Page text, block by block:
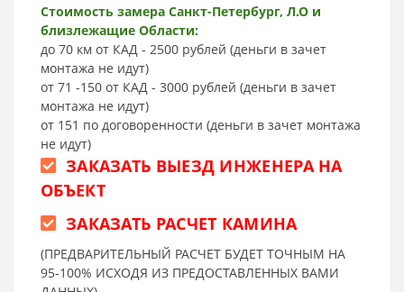
Стоимость замера Санкт-Петербург, Л.О и
близлежащие Области:
до 70 км от КАД - 2500 рублей (деньги в зачет
монтажа не идут)
от 71 -150 от КАД - 3000 рублей (деньги в зачет
монтажа не идут)
от 151 по договоренности (деньги в зачет монтажа
не идут)
ЗАКАЗАТЬ ВЫЕЗД ИНЖЕНЕРА НА
ОБЪЕКТ
ЗАКАЗАТЬ РАСЧЕТ КАМИНА
(ПРЕДВАРИТЕЛЬНЫЙ РАСЧЕТ БУДЕТ ТОЧНЫМ НА
95-100% ИСХОДЯ ИЗ ПРЕДОСТАВЛЕННЫХ ВАМИ